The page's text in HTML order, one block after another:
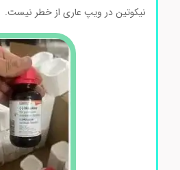
نیکوتین در ویپ عاری از خطر نیست.